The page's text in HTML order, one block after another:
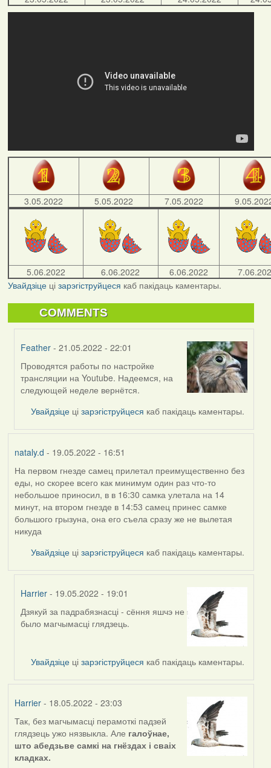
3.05.2022 5.05.2022 7.05.2022
5.06.2022 6.06.2022 6.06.2022
Увайдзіцеці зарэгіструйцеся каб пакідаць каментары.
COMMENTS
Feather - 21.05.2022 - 22:01
In
reply
to
Проводятся работы по настройке
трансляции на Youtube. Надеемся, на
следующей неделе вернётся.
Увайдзіце цізарэгіструйцеся каб пакідаць каментары.
nataly.d - 19.05.2022 - 16:51
На первом гнезде самец прилетал преимущественно без
еды, но скорее всего как минимум один раз что-то
небольшое приносил, в в 16:30 самка улетала на 14
минут, на втором гнезде в 14:53 самец принес самке
большого грызуна, она его съела сразу же не вылетая
никуда
Увайдзіце цізарэгіструйцеся каб пакідаць каментары.
Harrier - 19.05.2022 - 19:01
In
reply
nataly.d
Дзякуй за падрабязнасці - сёння яшчэ не
было магчымасці глядзець.
Увайдзіце цізарэгіструйцеся каб пакідаць каментары.
Harrier- 18.05.2022 - 23:03
Так, без магчымасці перамоткі падзей
глядзець ужо нязвыкла. Але галоўнае,
што абедзьве самкі на гнёздах і сваіх
кладках.